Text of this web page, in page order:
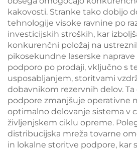
kakovosti. Stranke tako dobijo
tehnologije visoke ravnine po
investicijskih stroških, kar
konkurenčni položaj na
pikosekundne laserske
podporo po prodaji, vključno s
usposabljanjem, storitvami
dobavnikom rezervnih delov.
podpore zmanjšuje operativne
optimalno delovanje sistema v
življenjskem ciklu opreme.
distribucijska mreža tovarne
in lokalne storitve podpore, kar